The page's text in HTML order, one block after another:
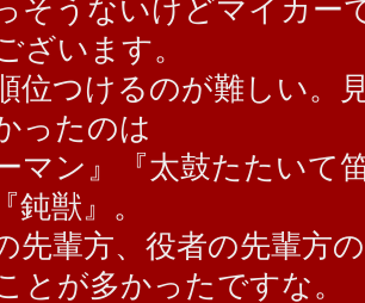
そうないけどマイカー
ざいます。
位つけるのが難しい。
ったのは
マン』『太鼓たたいて
鈍獣』。
先輩方、役者の先輩方
とが多かったですな。